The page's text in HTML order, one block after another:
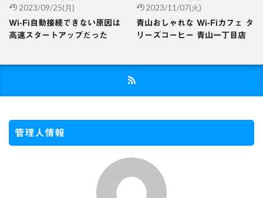
2023/09/25(月)
Wi-Fi自動接続できない原因は
高速スタートアップだった
2023/11/07(火)
青山おしゃれな Wi-Fiカフェ タ
リーズコーヒー 青山一丁目店
管理人情報